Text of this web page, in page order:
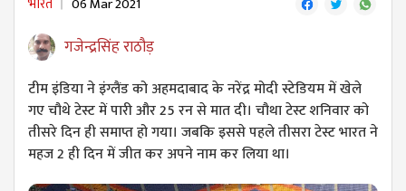
गजेन्द्रसिंह राठौड़
टीम इंडिया ने इंग्लैंड को अहमदाबाद के नरेंद्र मोदी स्टेडियम में खेले
गए चौथे टेस्ट में पारी और 25 रन से मात दी। चौथा टेस्ट शनिवार को
तीसरे दिन ही समाप्त हो गया। ज​बकि इससे पहले तीसरा टेस्ट भारत ने
महज 2 ही दिन में जीत कर अपने नाम कर लिया था।